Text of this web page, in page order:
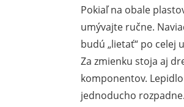
Pokiaľ na obale
umývajte ručne.
budú „lietať“ po celej
Za zmienku stoja aj
komponentov.
jednoducho